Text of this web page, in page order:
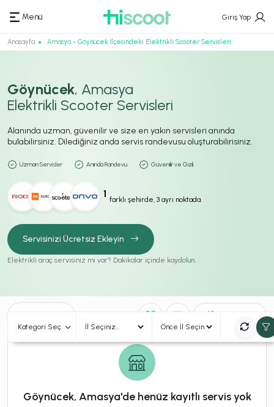
Menü Giriş Yap
Anasayfa Amasya - Göynücek İlçesindeki Elektrikli Scooter Servisleri
Göynücek, Amasya
Elektrikli Scooter Servisleri
Alanında uzman, güvenilir ve size en yakın servisleri anında
bulabilirsiniz. Dilediğiniz anda servis randevusu oluşturabilirisiniz.
Uzman Servisler Anında Randevu Güvenilir ve Gizli
1 farklı şehirde, 3 ayrı noktada.
Servisinizi Ücretsiz Ekleyin
Elektrikli araç servisiniz mi var? Dakikalar içinde kaydolun.
Kategori Seç
Göynücek, Amasya'de henüz kayıtlı servis yok